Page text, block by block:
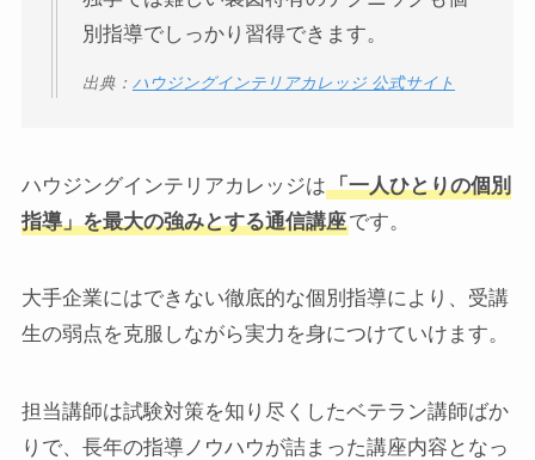
別指導でしっかり習得できます。
出典： ハウジングインテリアカレッジ 公式サイト
ハウジングインテリアカレッジは「一人ひとりの個別
指導」を最大の強みとする通信講座です。
大手企業にはできない徹底的な個別指導により、受講
生の弱点を克服しながら実力を身につけていけます。
担当講師は試験対策を知り尽くしたベテラン講師ばか
りで、長年の指導ノウハウが詰まった講座内容となっ